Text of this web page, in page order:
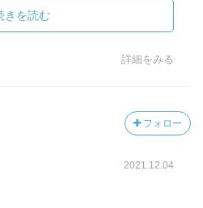
る。当初服毒自殺とみられてい
ン（マリア・バルベルデ）が夫
めエリザベスの犯行とされたの
クリーは、キルデアが調べてい
同情したキルデアは、彼女を無
鬼であることを知り殺害したの
きを読む
詳細をみる
フォロー
2021.12.04